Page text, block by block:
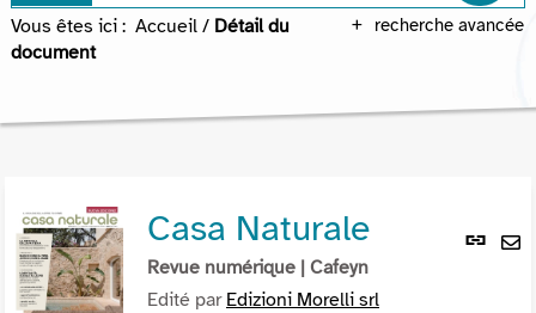
recherche avancée
Vous êtes ici : Accueil / Détail du
document
Lien
Casa Naturale
Revue numérique | Cafeyn
Edité par Edizioni Morelli srl